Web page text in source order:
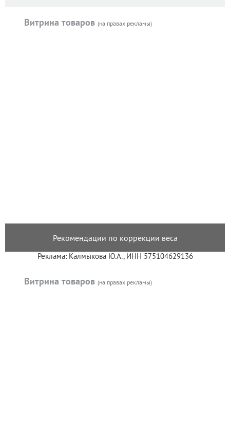
Витрина товаров (на правах рекламы)
Рекомендации по коррекции веса
Реклама: Калмыкова Ю.А., ИНН 575104629136
Витрина товаров (на правах рекламы)